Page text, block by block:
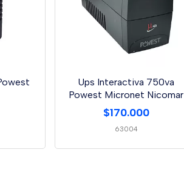
Ups Interactiva 750va
Powest Micronet Nicomar
$170.000
63004